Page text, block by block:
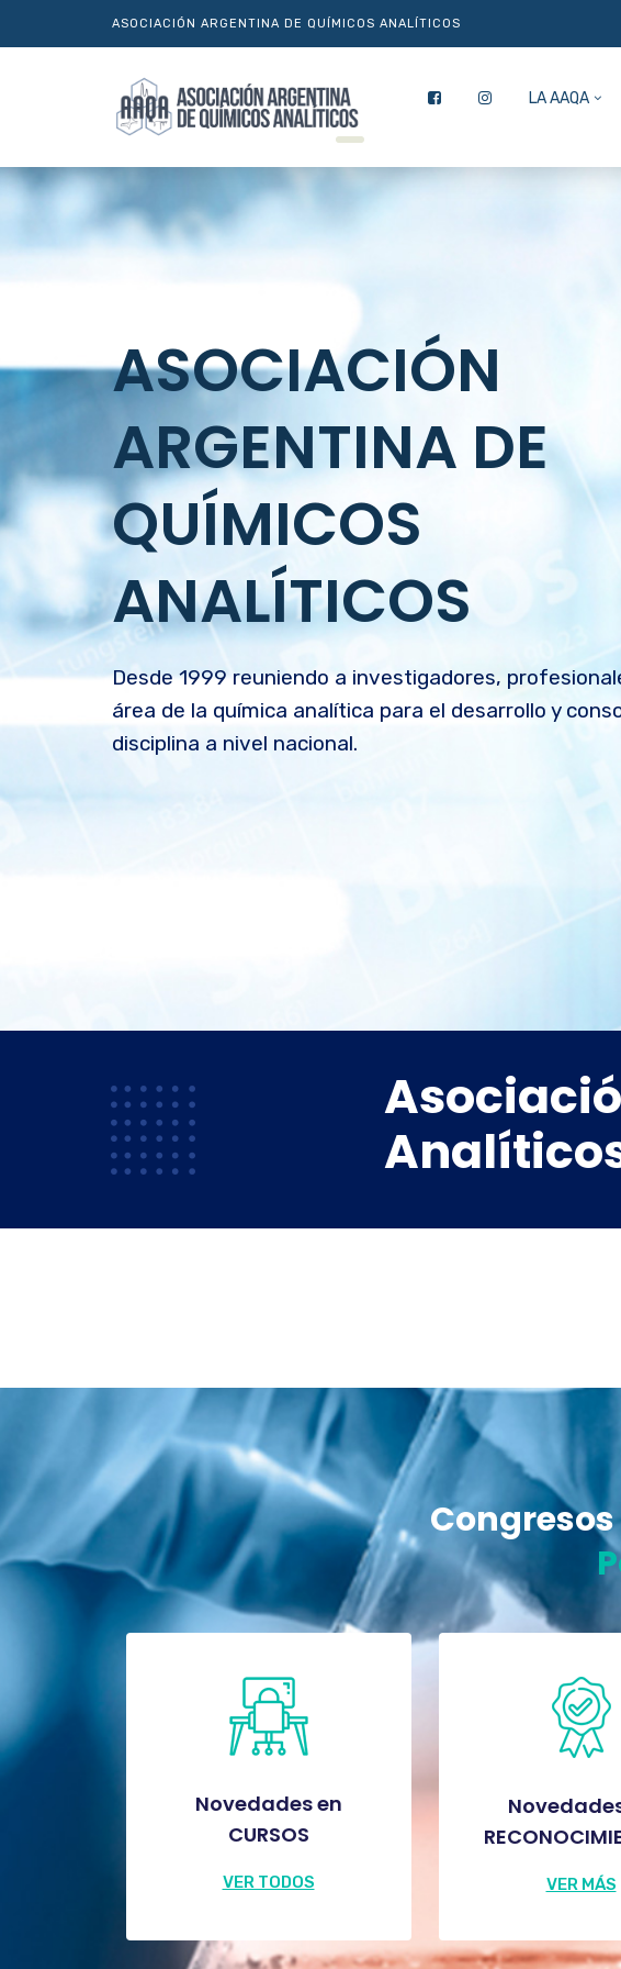
ASOCIACIÓN ARGENTINA DE QUÍMICOS ANALÍTICOS
LA AAQA
ASOCIACIÓN
ARGENTINA DE
QUÍMICOS
ANALÍTICOS
Desde 1999 reuniendo a investigadores,
área de la química analítica para el desarrollo y
disciplina a nivel nacional.
Novedades en
CURSOS
VER TODOS VER MÁS